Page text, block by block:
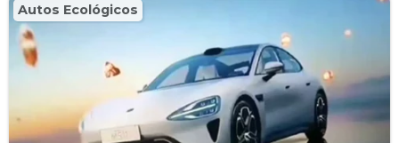
Autos Ecológicos